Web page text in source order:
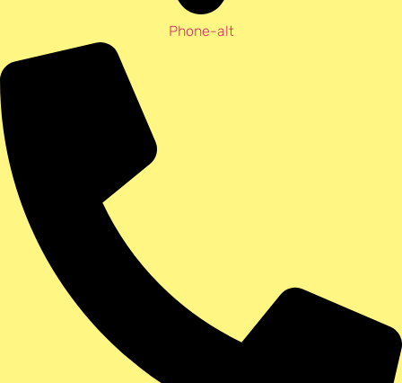
Phone-alt